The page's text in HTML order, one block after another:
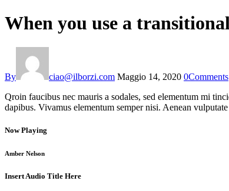
When you use a
By ciao@ilborzi.com Maggio 14, 2020 0Comments
Qroin faucibus nec mauris a sodales, sed elementum mi
dapibus. Vivamus elementum semper nisi. Aenean
Now Playing
Amber Nelson
Insert Audio Title Here